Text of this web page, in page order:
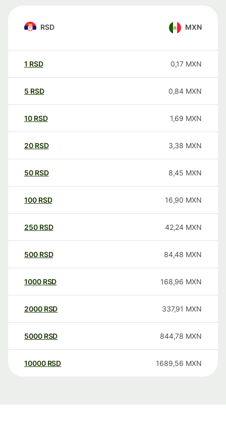
RSD MXN
1 RSD 0,17 MXN
5 RSD 0,84 MXN
10 RSD 1,69 MXN
20 RSD 3,38 MXN
50 RSD 8,45 MXN
100 RSD 16,90 MXN
250 RSD 42,24 MXN
500 RSD 84,48 MXN
1000 RSD 168,96 MXN
2000 RSD 337,91 MXN
5000 RSD 844,78 MXN
10000 RSD 1689,56 MXN